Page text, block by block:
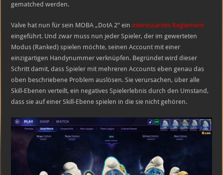
gematched werden.
Valve hat nun für sein MOBA „DotA 2“ ein interessantes Reglement
eingeführt. Und zwar muss nun jeder Spieler, der im gewerteten
Modus (Ranked) spielen möchte, seinen Account mit einer
einzigartigen Handynummer verknüpfen. Begründet wird dieser
Schritt damit, dass Spieler mit mehreren Accounts eben genau das
oben beschriebene Problem auslösen. Sie verursachen, über alle
Skill-Ebenen verteilt, ein negatives Spielerlebnis durch den Umstand,
dass sie auf einer Skill-Ebene spielen in die sie nicht gehören.